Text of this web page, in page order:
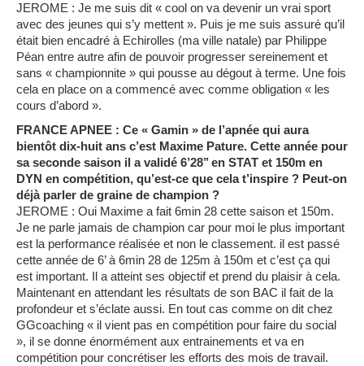
JEROME : Je me suis dit « cool on va devenir un vrai sport
avec des jeunes qui s’y mettent ». Puis je me suis assuré qu’il
était bien encadré à Echirolles (ma ville natale) par Philippe
Péan entre autre afin de pouvoir progresser sereinement et
sans « championnite » qui pousse au dégout à terme. Une fois
cela en place on a commencé avec comme obligation « les
cours d’abord ».
FRANCE APNEE : Ce « Gamin » de l’apnée qui aura
bientôt dix-huit ans c’est Maxime Pature. Cette année pour
sa seconde saison il a validé 6’28’’ en STAT et 150m en
DYN en compétition, qu’est-ce que cela t’inspire ? Peut-on
déjà parler de graine de champion ?
JEROME : Oui Maxime a fait 6min 28 cette saison et 150m.
Je ne parle jamais de champion car pour moi le plus important
est la performance réalisée et non le classement. il est passé
cette année de 6’ à 6min 28 de 125m à 150m et c’est ça qui
est important. Il a atteint ses objectif et prend du plaisir à cela.
Maintenant en attendant les résultats de son BAC il fait de la
profondeur et s’éclate aussi. En tout cas comme on dit chez
GGcoaching « il vient pas en compétition pour faire du social
», il se donne énormément aux entrainements et va en
compétition pour concrétiser les efforts des mois de travail.